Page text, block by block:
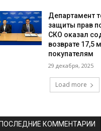
Департамент
защиты прав
СКО оказал
возврате 17,5
покупателям
29 декабря, 2025
Load more
КОММЕНТАРИИ